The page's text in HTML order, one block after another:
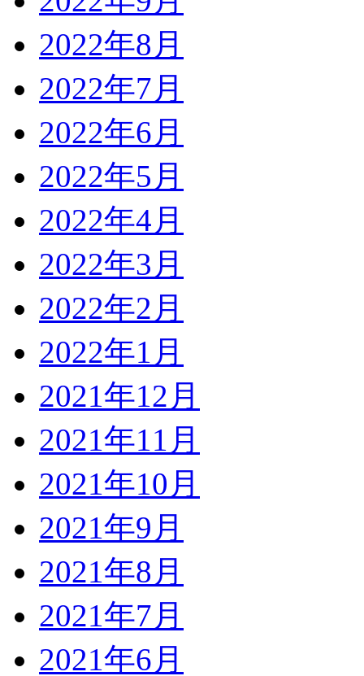
2022年8月
2022年7月
2022年6月
2022年5月
2022年4月
2022年3月
2022年2月
2022年1月
2021年12月
2021年11月
2021年10月
2021年9月
2021年8月
2021年7月
2021年6月